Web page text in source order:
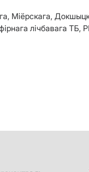
Міёрскага,
лічбавага ТБ,